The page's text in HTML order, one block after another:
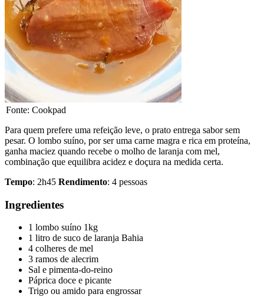
Fonte: Cookpad
Para quem prefere uma refeição leve, o prato entrega sabor sem
pesar. O lombo suíno, por ser uma carne magra e rica em proteína,
ganha maciez quando recebe o molho de laranja com mel,
combinação que equilibra acidez e doçura na medida certa.
Tempo: 2h45 Rendimento: 4 pessoas
Ingredientes
1 lombo suíno 1kg
1 litro de suco de laranja Bahia
4 colheres de mel
3 ramos de alecrim
Sal e pimenta-do-reino
Páprica doce e picante
Trigo ou amido para engrossar